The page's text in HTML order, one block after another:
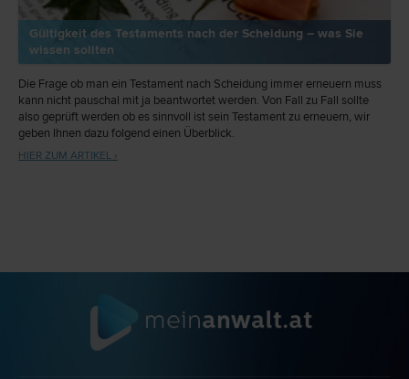
Gültigkeit des Testaments nach der Scheidung – was Sie
wissen sollten
Die Frage ob man ein Testament nach Scheidung immer erneuern muss
kann nicht pauschal mit ja beantwortet werden. Von Fall zu Fall sollte
also geprüft werden ob es sinnvoll ist sein Testament zu erneuern, wir
geben Ihnen dazu folgend einen Überblick.
HIER ZUM ARTIKEL ›